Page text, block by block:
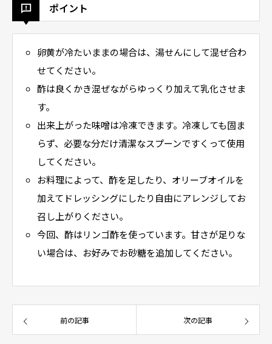
ポイント
卵黄が冷たいままの場合は、湯せんにして混ぜ合わ
せてください。
酢は良くかき混ぜながらゆっくり加えて乳化させま
す。
出来上がった味噌は冷凍できます。冷凍しても固ま
らず、必要な分だけ清潔なスプーンですくって使用
してください。
お料理によって、酢を足したり、オリーブオイルを
加えてドレッシングにしたり自由にアレンジしてお
召し上がりください。
今回、酢はリンゴ酢を使っています。甘さが足りな
い場合は、お好みでお砂糖を追加してください。
前の記事 次の記事